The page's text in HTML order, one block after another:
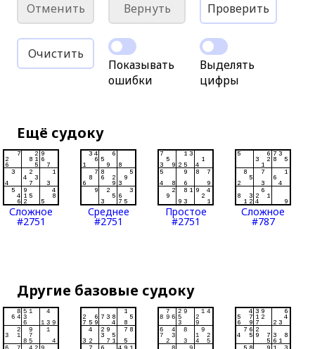
Отменить Вернуть Проверить
Очистить
Показывать
ошибки
Выделять
цифры
Ещё судоку
Сложное
#2751
Среднее
#2751
Простое
#2751
Сложное
#787
Другие базовые судоку